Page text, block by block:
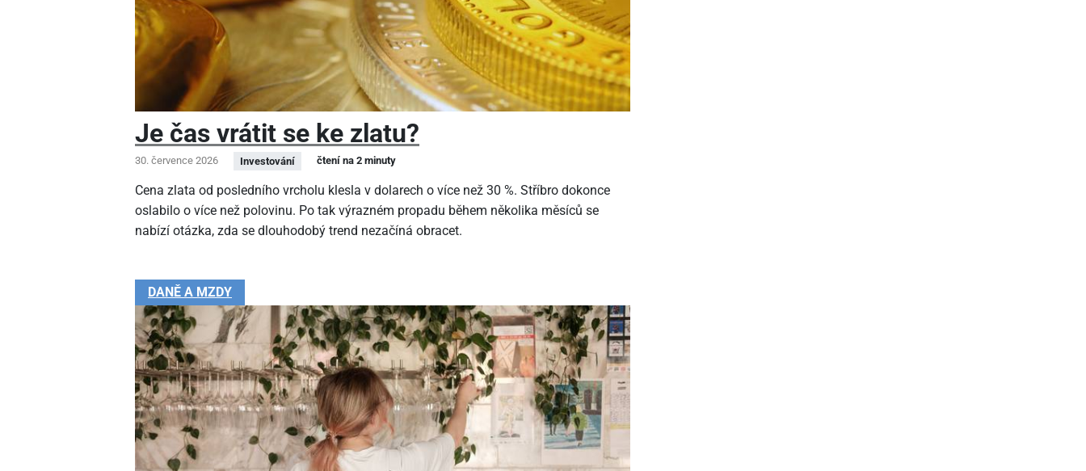
Je čas vrátit se ke zlatu?
30. července 2026 Investování čtení na 2 minuty
Cena zlata od posledního vrcholu klesla v dolarech o více než 30 %. Stříbro dokonce
oslabilo o více než polovinu. Po tak výrazném propadu během několika měsíců se
nabízí otázka, zda se dlouhodobý trend nezačíná obracet.
DANĚ A MZDY